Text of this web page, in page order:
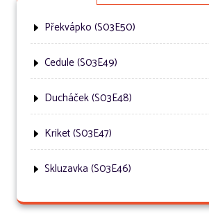
Překvápko (S03E50)
Cedule (S03E49)
Ducháček (S03E48)
Kriket (S03E47)
Skluzavka (S03E46)